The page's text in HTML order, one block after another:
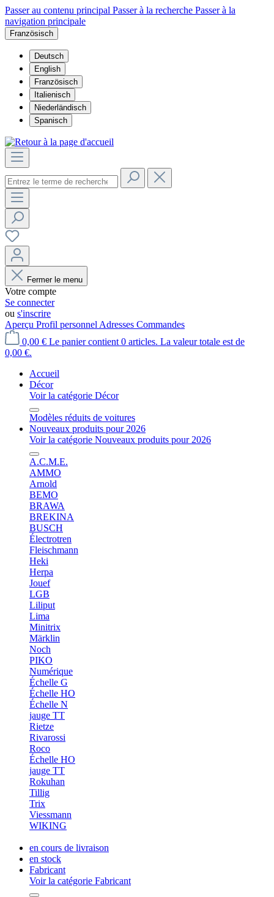
Passer au contenu principal Passer à la recherche Passer à la
navigation principale
Französisch
Deutsch
English
Französisch
Italienisch
Niederländisch
Spanisch
Fermer le menu
Votre compte
Se connecter
ou s'inscrire
Aperçu Profil personnel Adresses Commandes
0,00 € Le panier contient 0 articles. La valeur totale est de
0,00 €.
Accueil
Décor
Voir la catégorie Décor
Modèles réduits de voitures
Nouveaux produits pour 2026
Voir la catégorie Nouveaux produits pour 2026
A.C.M.E.
AMMO
Arnold
BEMO
BRAWA
BREKINA
BUSCH
Électrotren
Fleischmann
Heki
Herpa
Jouef
LGB
Liliput
Lima
Minitrix
Märklin
Noch
PIKO
Numérique
Échelle G
Échelle HO
Échelle N
jauge TT
Rietze
Rivarossi
Roco
Échelle HO
jauge TT
Rokuhan
Tillig
Trix
Viessmann
WIKING
en cours de livraison
en stock
Fabricant
Voir la catégorie Fabricant